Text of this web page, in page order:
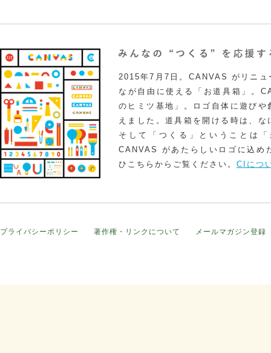
2015年7月7日。CANVAS がリニュ
なが自由に使える「お道具箱」。
のヒミツ基地」。ロゴ自体に遊び
えました。道具箱を開ける時は、
そして「つくる」ということは
CANVAS があたらしいロゴに込め
ひこちらからご覧ください。 CIにつ
プライバシーポリシー 著作権・リンクについて メールマガジン登録